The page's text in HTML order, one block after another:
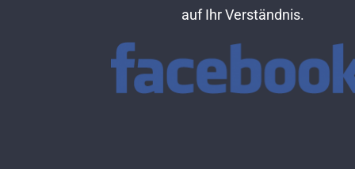
auf Ihr Verständnis.